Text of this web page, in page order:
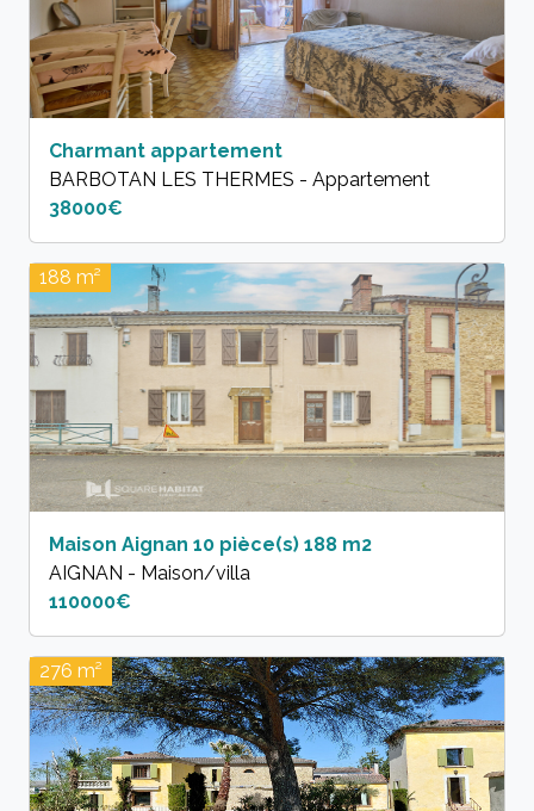
Charmant appartement
BARBOTAN LES THERMES - Appartement
38000€
188 m²
Maison Aignan 10 pièce(s) 188 m2
AIGNAN - Maison/villa
110000€
276 m²